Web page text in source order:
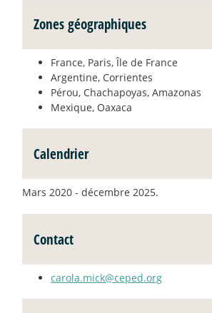
Zones géographiques
France, Paris, Île de France
Argentine, Corrientes
Pérou, Chachapoyas, Amazonas
Mexique, Oaxaca
Calendrier
Mars 2020 - décembre 2025.
Contact
carola.mick@ceped.org